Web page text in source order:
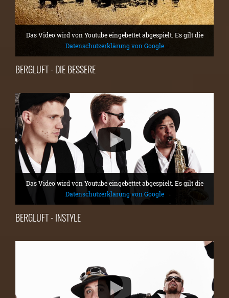
Das Video wird von Youtube eingebettet abgespielt. Es gilt die
Datenschutzerklärung von Google
BERGLUFT - DIE BESSERE
Das Video wird von Youtube eingebettet abgespielt. Es gilt die
Datenschutzerklärung von Google
BERGLUFT - INSTYLE